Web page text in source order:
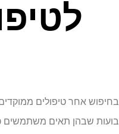
בחיפוש אחר טיפולים
בועות שבהן תאים משתמשים